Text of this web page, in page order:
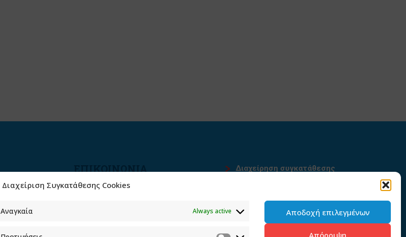
Διαχείριση Συγκατάθεσης Cookies
Αναγκαία Always active Αποδοχή επιλεγμένων
Απόρριψη
ΕΠΙΚΟΙΝΩΝΙΑ
Φραγκούδη 11 & Αλεξάνδρου
Διαχείρηση συγκατάθεσης